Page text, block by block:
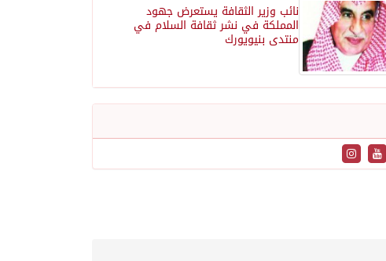
نائب وزير الثقافة يستعرض جهود
المملكة في نشر ثقافة السلام في
منتدى بنيويورك